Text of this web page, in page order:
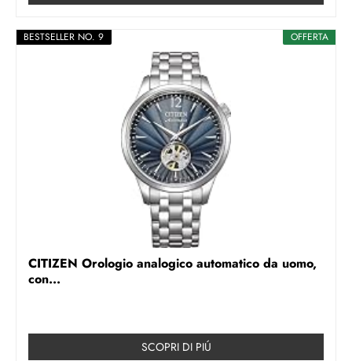
OFFERTA
BESTSELLER NO. 9
CITIZEN Orologio analogico automatico da uomo,
con...
SCOPRI DI PIÚ